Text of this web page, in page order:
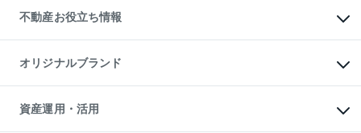
貸すガイド
事業用不動産
マンション投資
投資用マンション
アパート経営
収益物件
ビル購入（ビル一棟）
投資用不動産の売却査定
事業用不動産の売却査定
不動産お役立ち情報
マンションライブラリー
人気マンションランキング
暮らしに役立つ不動産メディア
不動産相場・不動産価格情報
オリジナルブランド
一棟リノベーションマンション
L`GENTE（ルジェンテ）
区分リノベーションマンション
資産運用・活用